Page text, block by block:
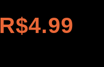
R$4.99